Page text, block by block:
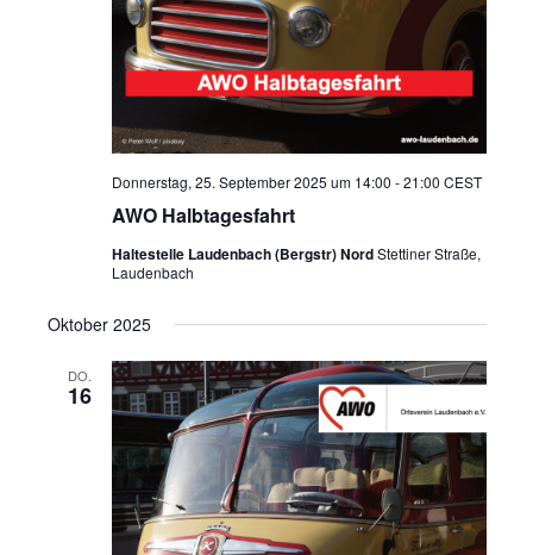
AWO Halbtagesfahrt
Donnerstag, 25. September 2025 um 14:00 -21:00 CEST
Haltestelle Laudenbach (Bergstr) NordStettiner Straße,
Laudenbach
Oktober 2025
DO.
16